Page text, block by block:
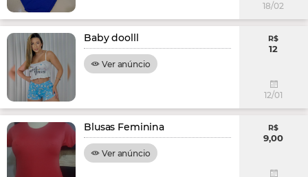
18/02
Baby doolll
Ver anúncio
R$
12
12/01
Blusas Feminina
Ver anúncio
R$
9,00